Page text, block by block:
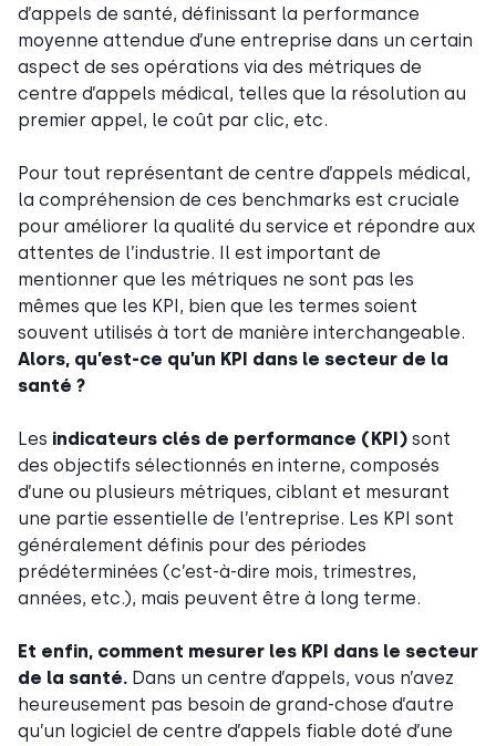
d’appels de santé, définissant la performance
moyenne attendue d’une entreprise dans un certain
aspect de ses opérations via des métriques de
centre d’appels médical, telles que la résolution au
premier appel, le coût par clic, etc.
Pour tout représentant de centre d’appels médical,
la compréhension de ces benchmarks est cruciale
pour améliorer la qualité du service et répondre aux
attentes de l’industrie. Il est important de
mentionner que les métriques ne sont pas les
mêmes que les KPI, bien que les termes soient
souvent utilisés à tort de manière interchangeable.
Alors, qu’est-ce qu’un KPI dans le secteur de la
santé ?
Les indicateurs clés de performance (KPI) sont
des objectifs sélectionnés en interne, composés
d’une ou plusieurs métriques, ciblant et mesurant
une partie essentielle de l’entreprise. Les KPI sont
généralement définis pour des périodes
prédéterminées (c’est-à-dire mois, trimestres,
années, etc.), mais peuvent être à long terme.
Et enfin, comment mesurer les KPI dans le secteur
de la santé. Dans un centre d’appels, vous n’avez
heureusement pas besoin de grand-chose d’autre
qu’un logiciel de centre d’appels fiable doté d’une